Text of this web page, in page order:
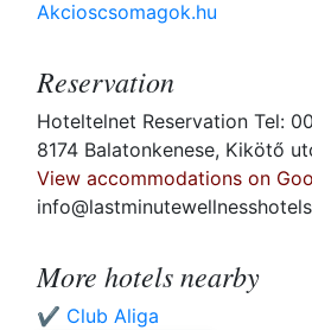
Akcioscsomagok.hu
Reservation
Hoteltelnet Reservation Tel:
8174 Balatonkenese, Kikötő
View accommodations on
More hotels nearby
✔️ Club Aliga